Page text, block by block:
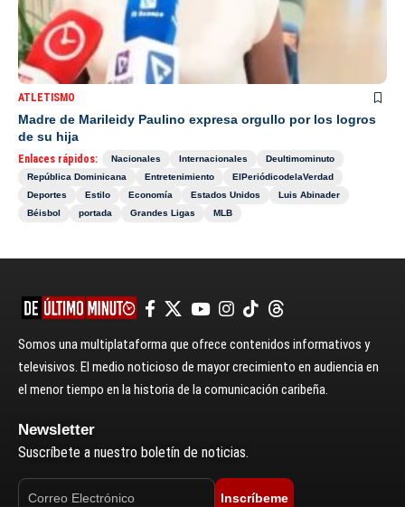
ATLETISMO
Madre de Marileidy Paulino expresa orgullo por los logros
de su hija
Enlaces rápidos: Nacionales Internacionales
Deultimominuto
República Dominicana
Entretenimiento
ElPeriódicodelaVerdad
Deportes
Estilo Economía Estados Unidos
Luis Abinader
Béisbol
portada Grandes Ligas MLB
Somos una multiplataforma que ofrece contenidos informativos y
televisivos. El medio noticioso de mayor crecimiento en audiencia en
el menor tiempo en la historia de la comunicación caribeña.
Newsletter
Suscríbete a nuestro boletín de noticias.
Inscríbeme